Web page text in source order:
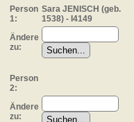
Person
1:
Sara JENISCH (geb.
1538) - I4149
Ändere
zu:
Person
2:
Ändere
zu: